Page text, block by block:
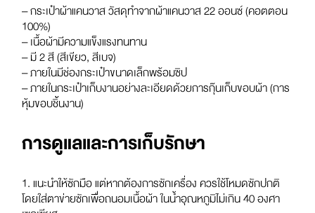
– กระเป๋าผ้าแคนวาส วัสดุทำจากผ้าแคนวาส 22 ออนซ์ (คอตตอน
100%)
– เนื้อผ้ามีความแข็งแรงทนทาน
– มี 2 สี (สีเขียว, สีเบจ)
– ภายในมีช่องกระเป๋าขนาดเล็กพร้อมซิป
– ภายในกระเป๋าเก็บงานอย่างละเอียดด้วยการกุ๊นเก็บขอบผ้า (การ
หุ้มขอบชิ้นงาน)
การดูแลและการเก็บรักษา
1. แนะนำให้ซักมือ แต่หากต้องการซักเครื่อง ควรใช้โหมดซักปกติ
โดยใส่ตาข่ายซักเพื่อถนอมเนื้อผ้า ในน้ำอุณหภูมิไม่เกิน 40 องศา